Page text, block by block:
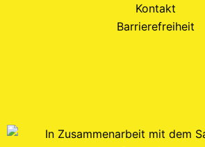
Kontakt
Barrierefreiheit